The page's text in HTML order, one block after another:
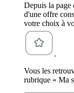
Depuis la page
d'une offre
votre choix à
.
Vous les
rubrique « Ma